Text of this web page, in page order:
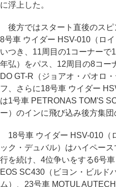
に浮上した。
後方ではスタート直後のスピ
8号車 ウイダー HSV-010（ロ
いつき、11周目の1コーナーで
年弘）をパス、12周目の8コー
DO GT-R（ジョアオ・パオロ
フ、さらに18号車 ウイダー
は1号車 PETRONAS TOM'S
ー）のインに飛び込み後方集団
18号車 ウイダー HSV-010（
ック・デュバル）はハイペース
行を続け、4位争いをする6号車
EOS SC430（ビヨン・ビルド
ム）、23号車 MOTUL